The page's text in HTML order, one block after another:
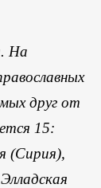
На
друг от
15:
(Сирия),